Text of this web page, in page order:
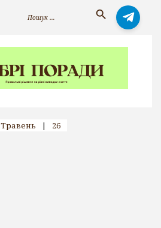
search
Травень | 26